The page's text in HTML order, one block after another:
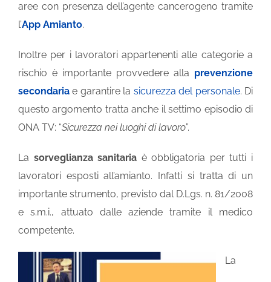
aree con presenza dell’agente cancerogeno tramite
l’App Amianto.
Inoltre per i lavoratori appartenenti alle categorie a
rischio è importante provvedere alla prevenzione
secondaria e garantire la sicurezza del personale. Di
questo argomento tratta anche il settimo episodio di
ONA TV: “Sicurezza nei luoghi di lavoro”.
La sorveglianza sanitaria è obbligatoria per tutti i
lavoratori esposti all’amianto. Infatti si tratta di un
importante strumento, previsto dal D.Lgs. n. 81/2008
e s.m.i., attuato dalle aziende tramite il medico
competente.
La